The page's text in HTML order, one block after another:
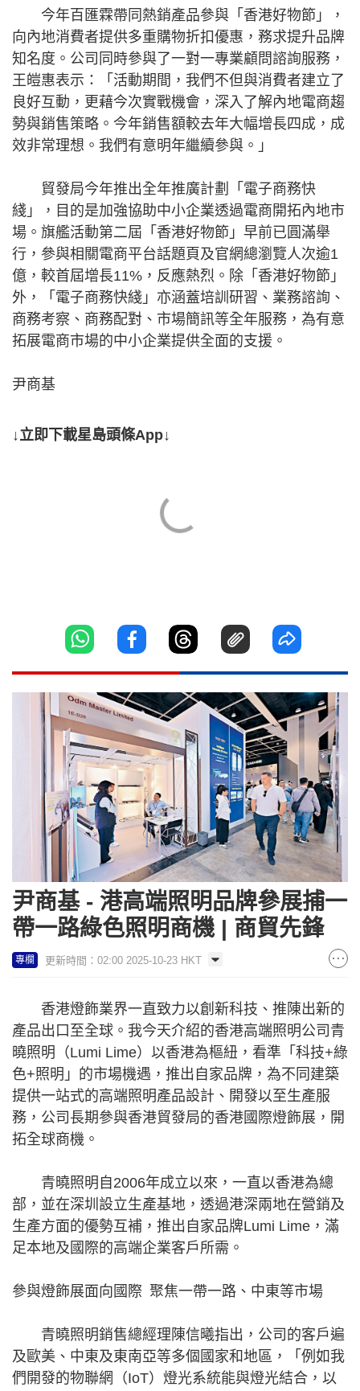
今年百匯霖帶同熱銷產品參與「香港好物節」，
向內地消費者提供多重購物折扣優惠，務求提升品牌
知名度。公司同時參與了一對一專業顧問諮詢服務，
王皚惠表示：「活動期間，我們不但與消費者建立了
良好互動，更藉今次實戰機會，深入了解內地電商趨
勢與銷售策略。今年銷售額較去年大幅增長四成，成
效非常理想。我們有意明年繼續參與。」
貿發局今年推出全年推廣計劃「電子商務快
綫」，目的是加強協助中小企業透過電商開拓內地市
場。旗艦活動第二屆「香港好物節」早前已圓滿舉
行，參與相關電商平台話題頁及官網總瀏覽人次逾1
億，較首屆增長11%，反應熱烈。除「香港好物節」
外，「電子商務快綫」亦涵蓋培訓研習、業務諮詢、
商務考察、商務配對、市場簡訊等全年服務，為有意
拓展電商市場的中小企業提供全面的支援。
尹商基
↓立即下載星島頭條App↓
尹商基 - 港高端照明品牌參展捕一
帶一路綠色照明商機 | 商貿先鋒
專欄 更新時間：02:00 2025-10-23 HKT
香港燈飾業界一直致力以創新科技、推陳出新的
產品出口至全球。我今天介紹的香港高端照明公司青
曉照明（Lumi Lime）以香港為樞紐，看準「科技+綠
色+照明」的市場機遇，推出自家品牌，為不同建築
提供一站式的高端照明產品設計、開發以至生產服
務，公司長期參與香港貿發局的香港國際燈飾展，開
拓全球商機。
青曉照明自2006年成立以來，一直以香港為總
部，並在深圳設立生產基地，透過港深兩地在營銷及
生產方面的優勢互補，推出自家品牌Lumi Lime，滿
足本地及國際的高端企業客戶所需。
參與燈飾展面向國際 聚焦一帶一路、中東等市場
青曉照明銷售總經理陳信曦指出，公司的客戶遍
及歐美、中東及東南亞等多個國家和地區，「例如我
們開發的物聯網（IoT）燈光系統能與燈光結合，以